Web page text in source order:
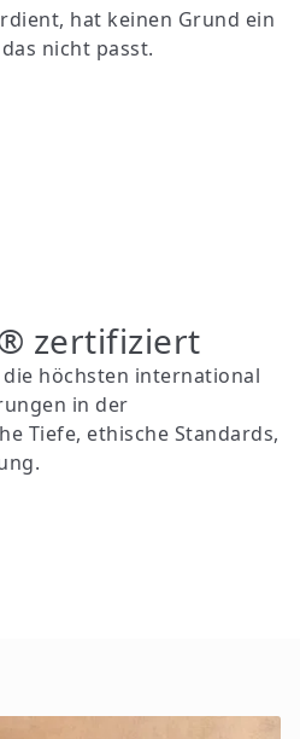
hat keinen Grund ein
nicht passt.
zertifiziert
höchsten international
in der
Tiefe, ethische Standards,